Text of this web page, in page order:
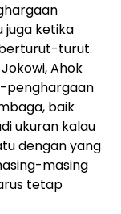
juga ketika
berturut-turut.
Ahok
penghargaan
baik
ukuran kalau
dengan yang
masing
tetap